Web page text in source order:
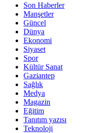
Son Haberler
Manşetler
Güncel
Dünya
Ekonomi
Siyaset
Spor
Kültür Sanat
Gaziantep
Sağlık
Medya
Magazin
Eğitim
Tanıtım yazısı
Teknoloji